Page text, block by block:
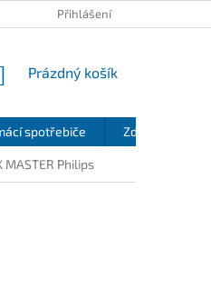
REKLAMAČNÍ ŘÁD
Přihlášení
NÁKUPNÍ
Prázdný košík
spotřebiče Zdraví a
Philips